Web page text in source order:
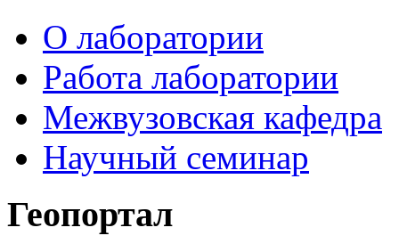
О лаборатории
Работа лаборатории
Межвузовская кафедра
Научный семинар
Геопортал